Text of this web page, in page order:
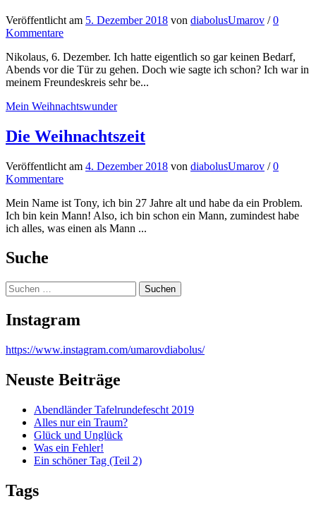
Veröffentlicht am 5. Dezember 2018 von diabolusUmarov /0
Kommentare
Nikolaus, 6. Dezember. Ich hatte eigentlich so gar keinen Bedarf,
Abends vor die Tür zu gehen. Doch wie sagte ich schon? Ich war in
meinem Freundeskreis sehr be...
Mein Weihnachtswunder
Die Weihnachtszeit
Veröffentlicht am 4. Dezember 2018 von diabolusUmarov /0
Kommentare
Mein Name ist Tony, ich bin 27 Jahre alt und habe da ein Problem.
Ich bin kein Mann! Also, ich bin schon ein Mann, zumindest habe
ich alles, was einen als Mann ...
Suche
Suchen
nach:
Instagram
https://www.instagram.com/umarovdiabolus/
Neuste Beiträge
Abendländer Tafelrundefescht 2019
Alles nur ein Traum?
Glück und Unglück
Was ein Fehler!
Ein schöner Tag (Teil 2)
Tags